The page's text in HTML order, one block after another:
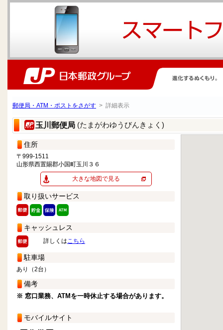
郵便局・ATM・ポストをさがす > 詳細表示
玉川郵便局 (たまがわゆうびんきょく)
住所
〒999-1511
山形県西置賜郡小国町玉川３６
大きな地図で見る
取り扱いサービス
キャッシュレス
詳しくはこちら
駐車場
あり（2台）
備考
※ 窓口業務、ATMを一時休止する場合があります。
モバイルサイト